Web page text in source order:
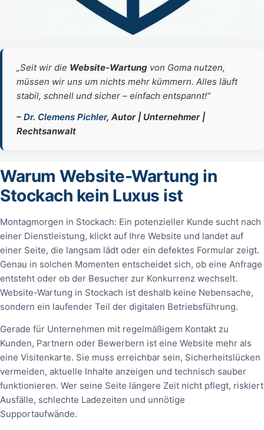
„Seit wir die Website‑Wartung von Goma nutzen,
müssen wir uns um nichts mehr kümmern. Alles läuft
stabil, schnell und sicher – einfach entspannt!“
– Dr. Clemens Pichler, Autor | Unternehmer |
Rechtsanwalt
Warum Website-Wartung in
Stockach kein Luxus ist
Montagmorgen in Stockach: Ein potenzieller Kunde sucht nach
einer Dienstleistung, klickt auf Ihre Website und landet auf
einer Seite, die langsam lädt oder ein defektes Formular zeigt.
Genau in solchen Momenten entscheidet sich, ob eine Anfrage
entsteht oder ob der Besucher zur Konkurrenz wechselt.
Website-Wartung in Stockach ist deshalb keine Nebensache,
sondern ein laufender Teil der digitalen Betriebsführung.
Gerade für Unternehmen mit regelmäßigem Kontakt zu
Kunden, Partnern oder Bewerbern ist eine Website mehr als
eine Visitenkarte. Sie muss erreichbar sein, Sicherheitslücken
vermeiden, aktuelle Inhalte anzeigen und technisch sauber
funktionieren. Wer seine Seite längere Zeit nicht pflegt, riskiert
Ausfälle, schlechte Ladezeiten und unnötige
Supportaufwände.